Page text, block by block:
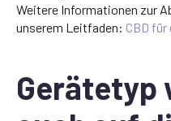
Weitere Informationen zur
unserem Leitfaden: CBD
Gerätetyp